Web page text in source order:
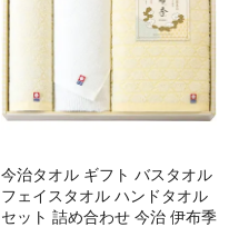
今治タオル ギフト バスタオル
フェイスタオル ハンドタオル
セット 詰め合わせ 今治 伊布季